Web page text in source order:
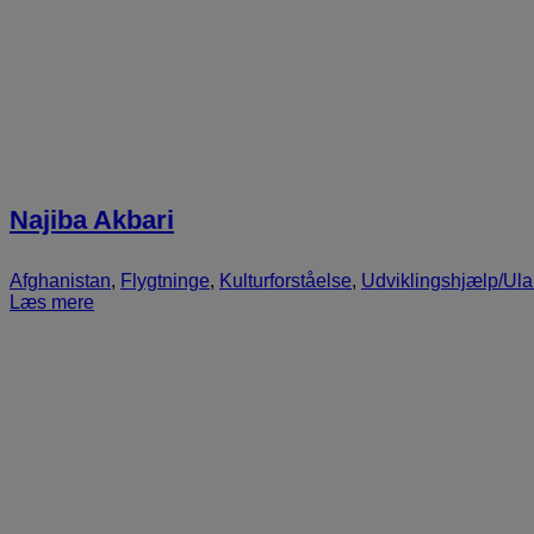
Najiba Akbari
Afghanistan, Flygtninge, Kulturforståelse, Udviklingshjælp/
Læs mere